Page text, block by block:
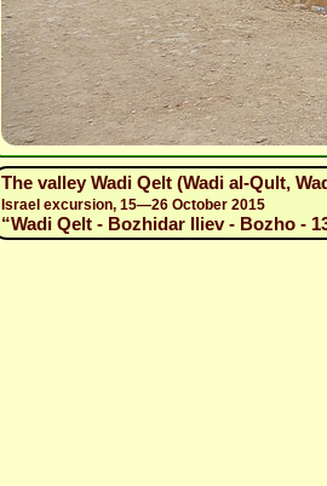
The valley Wadi Qelt (Wadi al-Qult,
Israel excursion, 15—26 October 2015
“Wadi Qelt - Bozhidar Iliev - Bozho -